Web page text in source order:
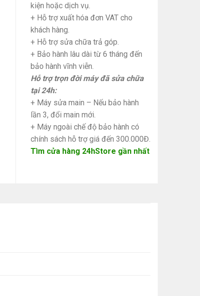
kiện hoặc dịch vụ.
+ Hỗ trợ xuất hóa đơn VAT cho
khách hàng.
+ Hỗ trợ sửa chữa trả góp.
+ Bảo hành lâu dài từ 6 tháng đến
bảo hành vĩnh viễn.
Hỗ trợ trọn đời máy đã sửa chữa
tại 24h:
+ Máy sửa main – Nếu bảo hành
lần 3, đổi main mới.
+ Máy ngoài chế độ bảo hành có
chính sách hỗ trợ giá đến 300.000Đ.
Tìm cửa hàng 24hStore gần nhất